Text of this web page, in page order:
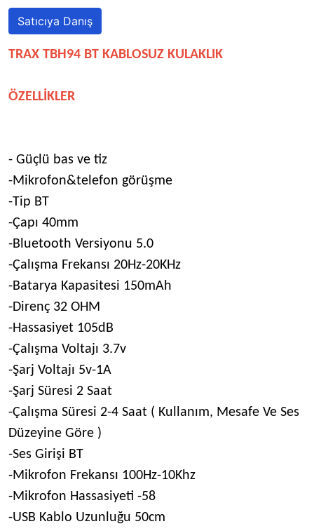
Satıcıya Danış
TRAX TBH94 BT KABLOSUZ KULAKLIK
ÖZELLİKLER
- Güçlü bas ve tiz
-Mikrofon&telefon görüşme
-Tip BT
-Çapı 40mm
-Bluetooth Versiyonu 5.0
-Çalışma Frekansı 20Hz-20KHz
-Batarya Kapasitesi 150mAh
-Direnç 32 OHM
-Hassasiyet 105dB
-Çalışma Voltajı 3.7v
-Şarj Voltajı 5v-1A
-Şarj Süresi 2 Saat
-Çalışma Süresi 2-4 Saat ( Kullanım, Mesafe Ve Ses
Düzeyine Göre )
-Ses Girişi BT
-Mikrofon Frekansı 100Hz-10Khz
-Mikrofon Hassasiyeti -58
-USB Kablo Uzunluğu 50cm